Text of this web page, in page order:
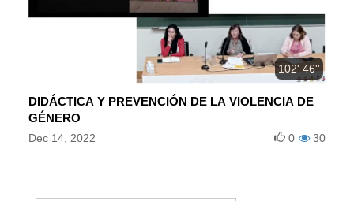
102' 46''
DIDÁCTICA Y PREVENCIÓN DE LA VIOLENCIA DE
GÉNERO
Dec 14, 2022 30
0